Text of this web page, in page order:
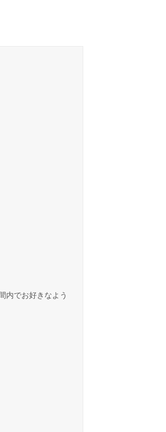
内でお好きなよう